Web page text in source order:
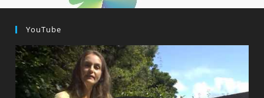
ROSCH
Meine
Persönliche
Geschichte
Des
Schöpfungscodes!
YouTube